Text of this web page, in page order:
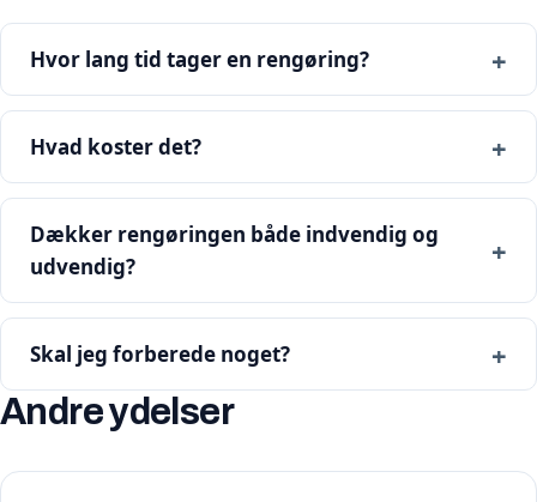
Hvor lang tid tager en rengøring?
Hvad koster det?
Dækker rengøringen både indvendig og
udvendig?
Skal jeg forberede noget?
Andre ydelser